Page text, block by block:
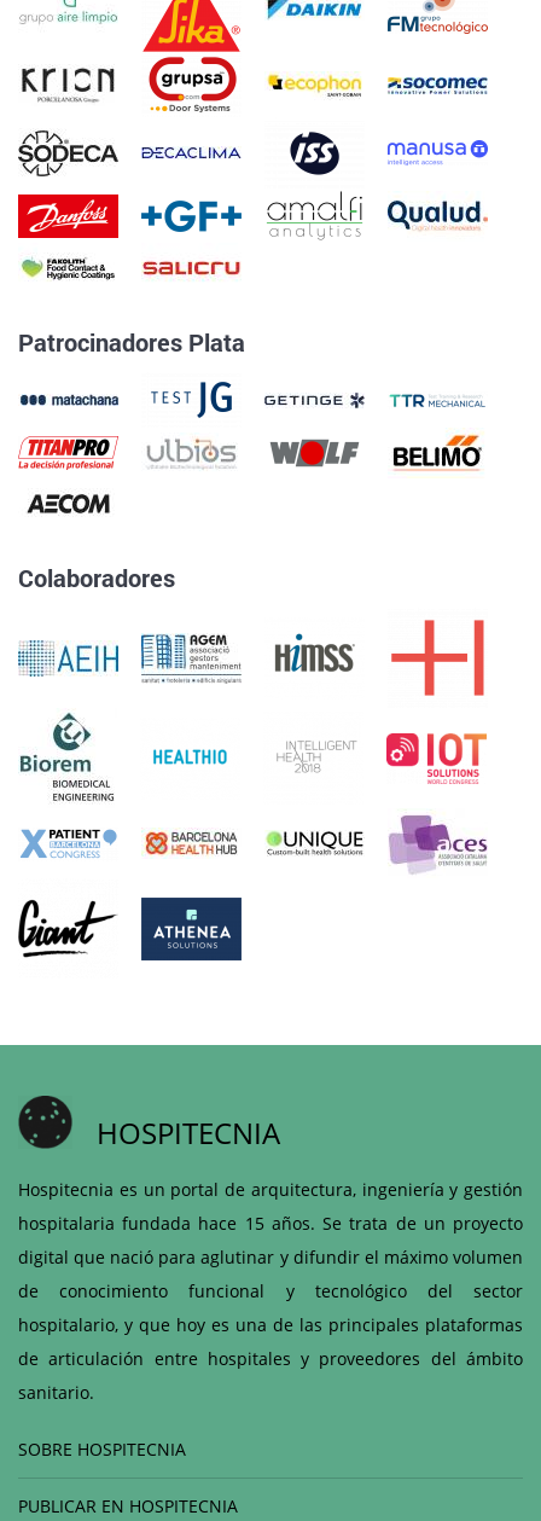
Patrocinadores Plata
Colaboradores
HOSPITECNIA
Hospitecnia es un portal de arquitectura, ingeniería y gestión
hospitalaria fundada hace 15 años. Se trata de un proyecto
digital que nació para aglutinar y difundir el máximo volumen
de conocimiento funcional y tecnológico del sector
hospitalario, y que hoy es una de las principales plataformas
de articulación entre hospitales y proveedores del ámbito
sanitario.
SOBRE HOSPITECNIA
PUBLICAR EN HOSPITECNIA